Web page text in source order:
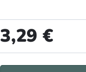
3,29 €